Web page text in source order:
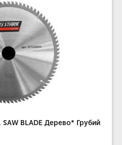
BLADE Дерево* Грубий